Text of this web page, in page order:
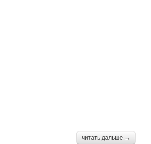
читать дальше →